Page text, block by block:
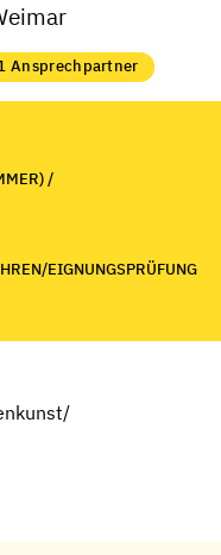
Ansprechpartner
/
EIGNUNGSPRÜFUNG